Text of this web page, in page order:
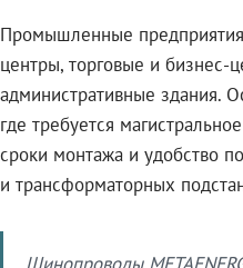
Промышленные
центры, торговые и
административные здания.
где требуется
сроки монтажа и удобство
и трансформаторных